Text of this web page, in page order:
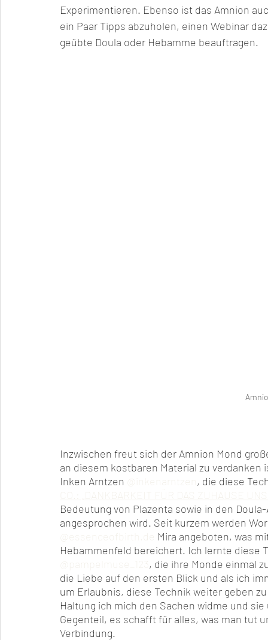
Experimentieren. Ebenso ist das Amnion
ein Paar Tipps abzuholen, einen Webinar
geübte Doula oder Hebamme beauftragen.
Inzwischen freut sich der Amnion Mond
an diesem kostbaren Material zu
Inken Arntzen
, die diese
CO.: „DANKBARKEIT FÜR DAS ZUHAUSE
Bedeutung von Plazenta sowie in den
angesprochen wird. Seit kurzem werden
Mira angeboten, was
Hebammenfeld bereichert. Ich lernte diese
, die ihre Monde einmal
die Liebe auf den ersten Blick und als ich
um Erlaubnis, diese Technik weiter geben
Haltung ich mich den Sachen widme und
Gegenteil, es schafft für alles, was man tut
Verbindung.